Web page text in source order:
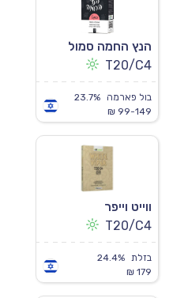
הנץ החמה סמול
T20/C4
בול פארמה
23.7%
99-149 ₪
ווייט וייפר
T20/C4
בזלת 24.4%
179 ₪